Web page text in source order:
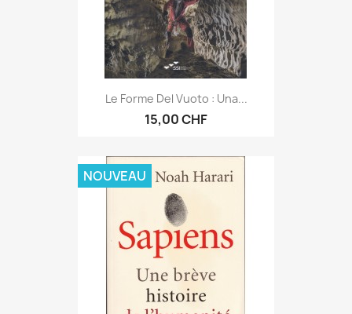
Le Forme Del Vuoto : Una...
15,00 CHF
NOUVEAU